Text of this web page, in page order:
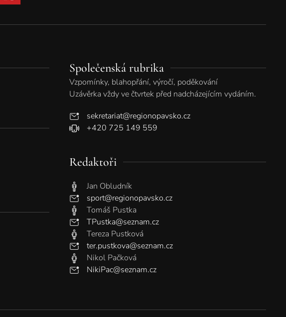
Společenská rubrika
Vzpomínky, blahopřání, výročí, poděkování
Uzávěrka vždy ve čtvrtek před nadcházejícím vydáním.
sekretariat@regionopavsko.cz
+420 725 149 559
Redaktoři
Jan Obludník
sport@regionopavsko.cz
Tomáš Pustka
TPustka@seznam.cz
Tereza Pustková
ter.pustkova@seznam.cz
Nikol Pačková
NikiPac@seznam.cz